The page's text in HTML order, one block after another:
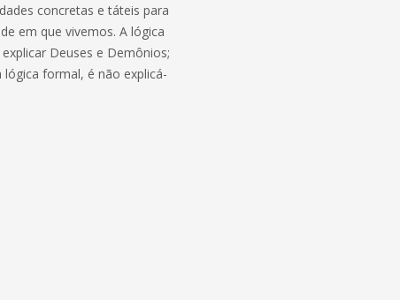
concretas e táteis para
em que vivemos. A lógica
Deuses e Demônios;
formal, é não explicá-